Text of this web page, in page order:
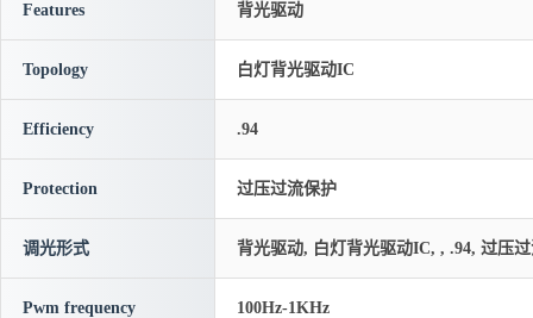
Features 背光驱动
Topology 白灯背光驱动IC
Efficiency .94
Protection 过压过流保护
调光形式 背光驱动, 白灯背光驱动IC, , .94, 过压
Pwm frequency 100Hz-1KHz